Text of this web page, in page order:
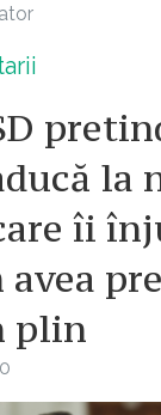
la
îi
avea
plin